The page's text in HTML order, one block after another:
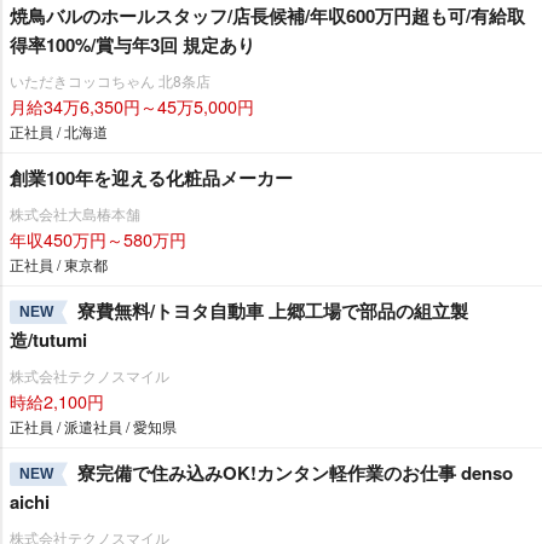
焼鳥バルのホールスタッフ/店長候補/年収600万円超も可/有給取
得率100%/賞与年3回 規定あり
いただきコッコちゃん 北8条店
月給34万6,350円～45万5,000円
正社員 / 北海道
創業100年を迎える化粧品メーカー
株式会社大島椿本舗
年収450万円～580万円
正社員 / 東京都
NEW
寮費無料/トヨタ自動車 上郷工場で部品の組立製
造/tutumi
株式会社テクノスマイル
時給2,100円
正社員 / 派遣社員 / 愛知県
NEW
寮完備で住み込みOK!カンタン軽作業のお仕事 denso
aichi
株式会社テクノスマイル